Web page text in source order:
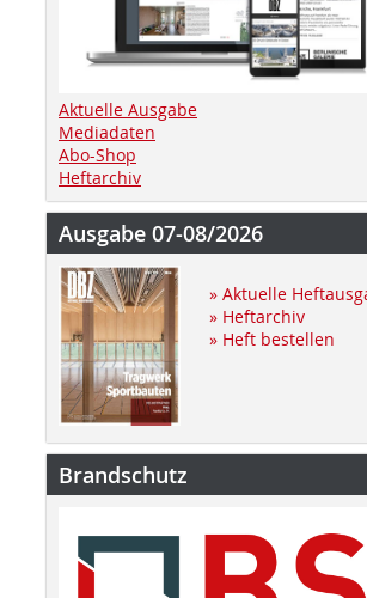
Aktuelle Ausgabe
Mediadaten
Abo-Shop
Heftarchiv
Ausgabe 07-08/2026
» Aktuelle
» Heftarchiv
» Heft bestellen
Brandschutz